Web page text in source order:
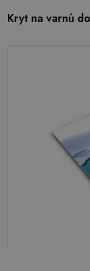
Kryt na varnú